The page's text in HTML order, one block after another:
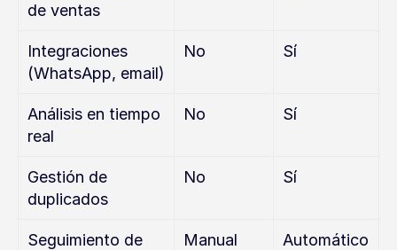
de ventas
Integraciones
(WhatsApp, email)
No Sí
Análisis en tiempo
real
No Sí
Gestión de
duplicados
No Sí
Seguimiento de
Manual Automático